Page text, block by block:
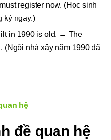
register now. (Học sinh
ký ngay.)
in 1990 is old. → The
(Ngôi nhà xây năm 1990 đã
hệ
đề quan hệ